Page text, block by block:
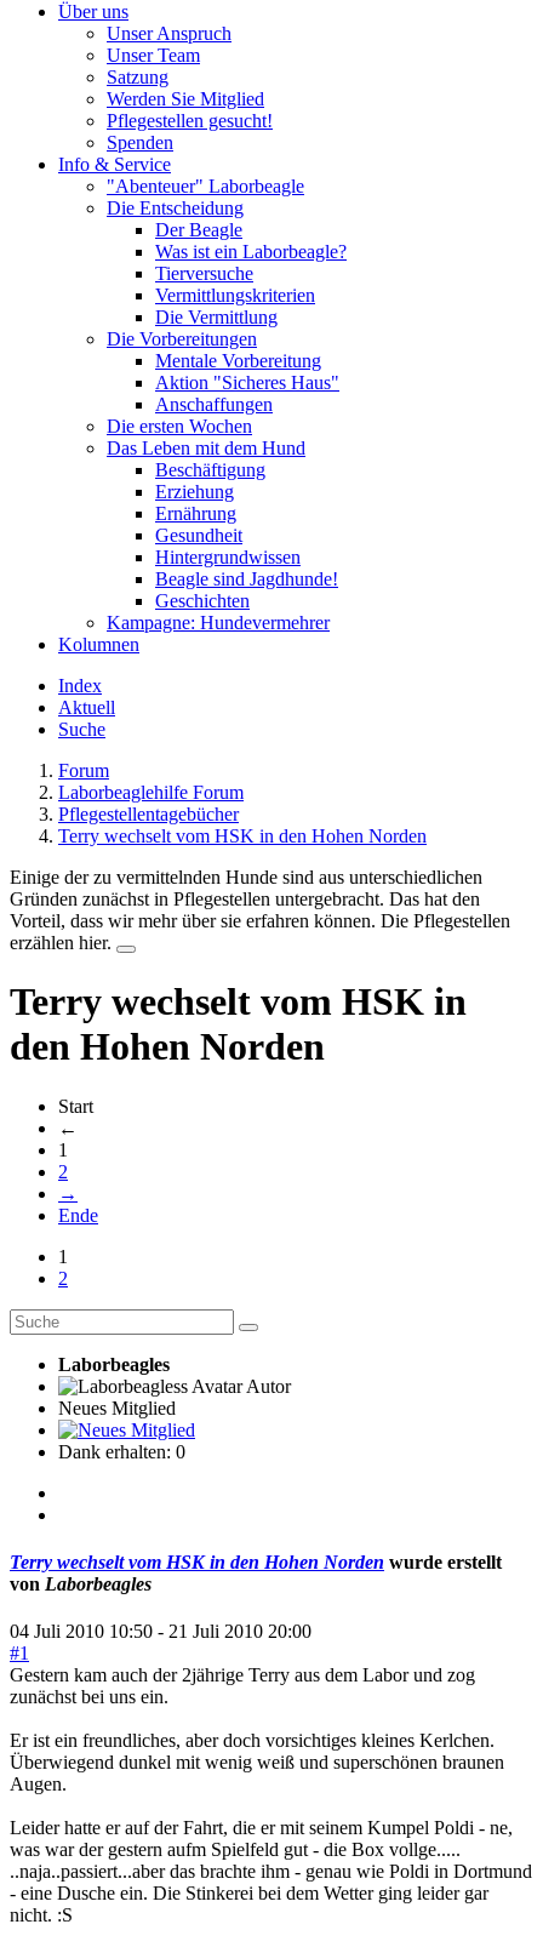
Über uns
Unser Anspruch
Unser Team
Satzung
Werden Sie Mitglied
Pflegestellen gesucht!
Spenden
Info & Service
"Abenteuer" Laborbeagle
Die Entscheidung
Der Beagle
Was ist ein Laborbeagle?
Tierversuche
Vermittlungskriterien
Die Vermittlung
Die Vorbereitungen
Mentale Vorbereitung
Aktion "Sicheres Haus"
Anschaffungen
Die ersten Wochen
Das Leben mit dem Hund
Beschäftigung
Erziehung
Ernährung
Gesundheit
Hintergrundwissen
Beagle sind Jagdhunde!
Geschichten
Kampagne: Hundevermehrer
Kolumnen
Index
Aktuell
Suche
Forum
Laborbeaglehilfe Forum
Pflegestellentagebücher
Terry wechselt vom HSK in den Hohen Norden
Einige der zu vermittelnden Hunde sind aus unterschiedlichen
Gründen zunächst in Pflegestellen untergebracht. Das hat den
Vorteil, dass wir mehr über sie erfahren können. Die Pflegestellen
erzählen hier.
Terry wechselt vom HSK in
den Hohen Norden
Start
←
1
2
→
Ende
1
2
Laborbeagles
Autor
Neues Mitglied
Dank erhalten: 0
Terry wechselt vom HSK in den Hohen Norden wurde erstellt
von Laborbeagles
04 Juli 2010 10:50 - 21 Juli 2010 20:00
#1
Gestern kam auch der 2jährige Terry aus dem Labor und zog
zunächst bei uns ein.
Er ist ein freundliches, aber doch vorsichtiges kleines Kerlchen.
Überwiegend dunkel mit wenig weiß und superschönen braunen
Augen.
Leider hatte er auf der Fahrt, die er mit seinem Kumpel Poldi - ne,
was war der gestern aufm Spielfeld gut - die Box vollge.....
..naja..passiert...aber das brachte ihm - genau wie Poldi in Dortmund
- eine Dusche ein. Die Stinkerei bei dem Wetter ging leider gar
nicht. :S